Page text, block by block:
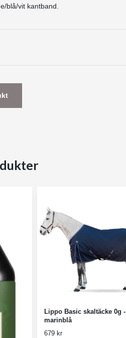
blå/vit kantband.
Lippo Basic skaltäcke 0g -
marinblå
679 kr